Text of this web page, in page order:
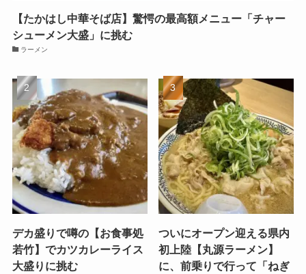
【たかはし中華そば店】驚愕の最高額メニュー「チャー
シューメン大盛」に挑む
ラーメン
デカ盛りで噂の【お食事処
若竹】でカツカレーライス
大盛りに挑む
ついにオープン迎える県内
初上陸【丸源ラーメン】
に、前乗りで行って「ねぎ